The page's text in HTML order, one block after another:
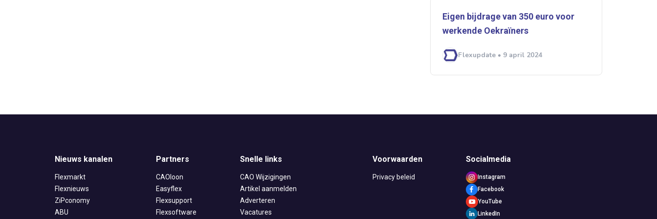
Eigen bijdrage van 350 euro voor
werkende Oekraïners
Flexupdate • 9 april 2024
Nieuws kanalen
Flexmarkt
Flexnieuws
ZiPconomy
ABU
Partners
CAOloon
Easyflex
Flexsupport
Flexsoftware
Snelle links
CAO Wijzigingen
Artikel aanmelden
Adverteren
Vacatures
Voorwaarden
Privacy beleid
Socialmedia
Instagram
Facebook
YouTube
LinkedIn